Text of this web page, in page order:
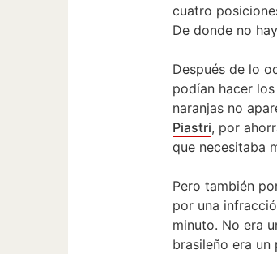
cuatro
De donde no
Después de lo
podían hacer
naranjas no
Piastri, por
que necesitaba
Pero también
por una
minuto. No era
brasileño era un